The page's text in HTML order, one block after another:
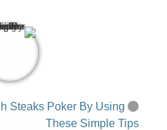
Steaks Poker By Using
These Simple Tips